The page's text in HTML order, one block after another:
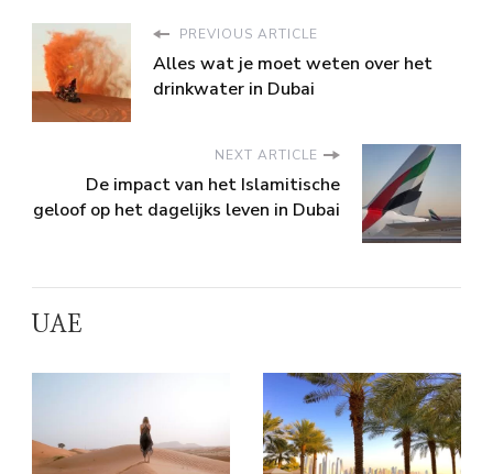
PREVIOUS ARTICLE
Alles wat je moet weten over het
drinkwater in Dubai
NEXT ARTICLE
De impact van het Islamitische
geloof op het dagelijks leven in Dubai
UAE